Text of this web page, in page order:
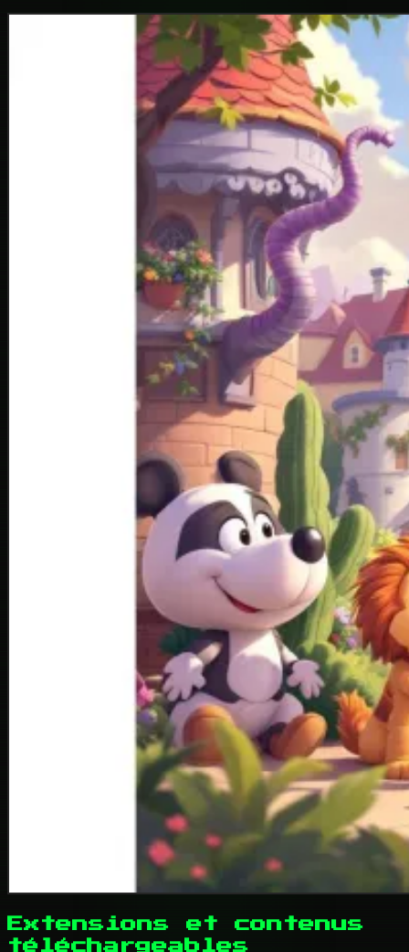
Extensions et contenus
téléchargeables